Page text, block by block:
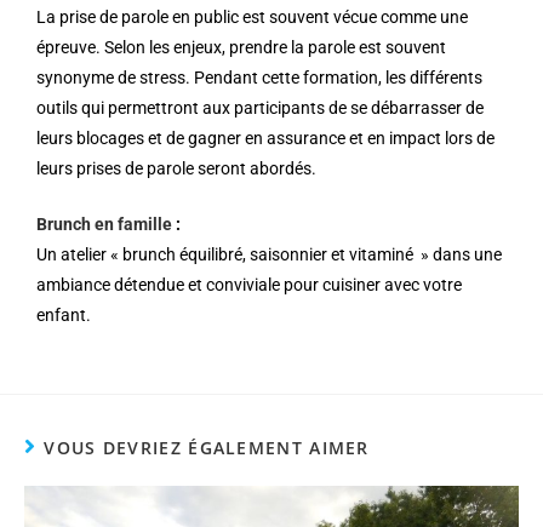
La prise de parole en public est souvent vécue comme une
épreuve. Selon les enjeux, prendre la parole est souvent
synonyme de stress. Pendant cette formation, les différents
outils qui permettront aux participants de se débarrasser de
leurs blocages et de gagner en assurance et en impact lors de
leurs prises de parole seront abordés.
Brunch en famille :
Un atelier « brunch équilibré, saisonnier et vitaminé » dans une
ambiance détendue et conviviale pour cuisiner avec votre
enfant.
VOUS DEVRIEZ ÉGALEMENT AIMER